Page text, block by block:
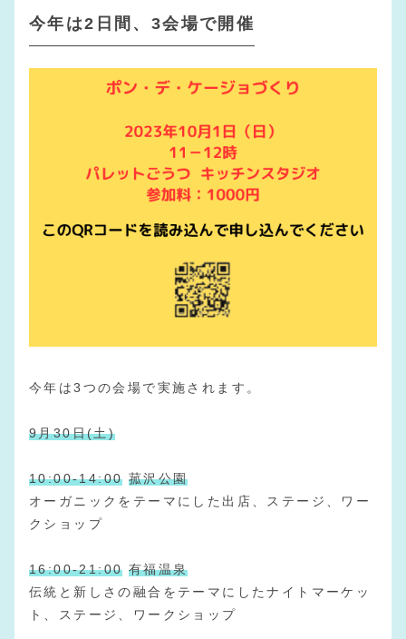
今年は2日間、3会場で開催
今年は3つの会場で実施されます。
9月30日(土)
10:00-14:00 菰沢公園
オーガニックをテーマにした出店、ステージ、ワー
クショップ
16:00-21:00 有福温泉
伝統と新しさの融合をテーマにしたナイトマーケッ
ト、ステージ、ワークショップ